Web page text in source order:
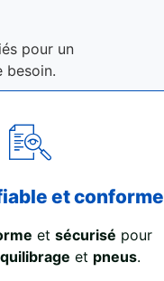
pour un
besoin.
et conforme
et sécurisé pour
et pneus.